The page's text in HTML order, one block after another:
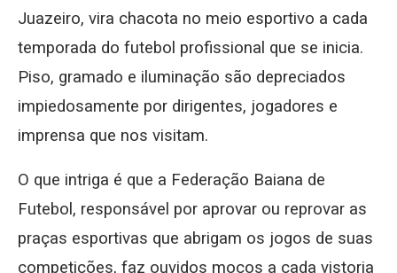
Juazeiro, vira chacota no meio esportivo a cada
temporada do futebol profissional que se inicia.
Piso, gramado e iluminação são depreciados
impiedosamente por dirigentes, jogadores e
imprensa que nos visitam.
O que intriga é que a Federação Baiana de
Futebol, responsável por aprovar ou reprovar as
praças esportivas que abrigam os jogos de suas
competições, faz ouvidos mocos a cada vistoria